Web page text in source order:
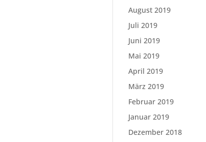
August 2019
Juli 2019
Juni 2019
Mai 2019
April 2019
März 2019
Februar 2019
Januar 2019
Dezember 2018